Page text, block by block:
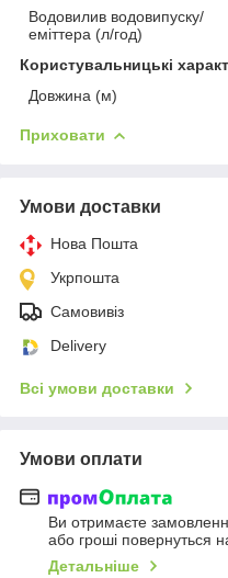
Водовилив водовипуску/
еміттера (л/год)
Користувальницькі
Довжина (м)
Приховати
Умови доставки
Нова Пошта
Укрпошта
Самовивіз
Delivery
Всі умови доставки
Умови оплати
Ви отримаєте
або гроші повернуться
Детальніше